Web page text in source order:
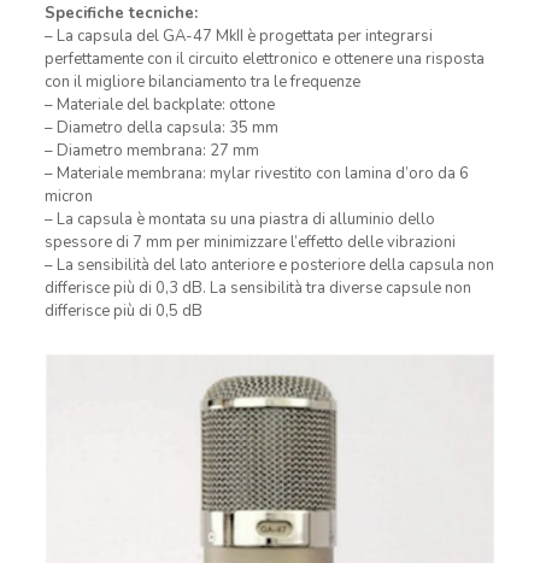
Specifiche tecniche:
– La capsula del GA-47 MkII è progettata per integrarsi
perfettamente con il circuito elettronico e ottenere una risposta
con il migliore bilanciamento tra le frequenze
– Materiale del backplate: ottone
– Diametro della capsula: 35 mm
– Diametro membrana: 27 mm
– Materiale membrana: mylar rivestito con lamina d’oro da 6
micron
– La capsula è montata su una piastra di alluminio dello
spessore di 7 mm per minimizzare l’effetto delle vibrazioni
– La sensibilità del lato anteriore e posteriore della capsula non
differisce più di 0,3 dB. La sensibilità tra diverse capsule non
differisce più di 0,5 dB